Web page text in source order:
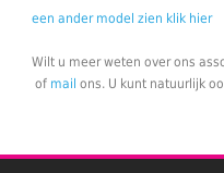
een ander model zien klik hier
Wilt u meer weten over ons
of mail ons. U kunt natuurlijk